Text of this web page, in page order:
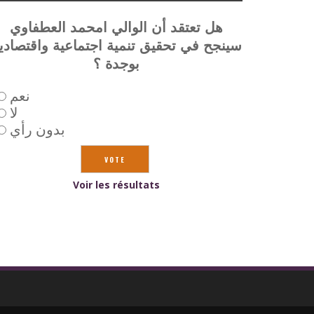
هل تعتقد أن الوالي امحمد العطفاوي
سينجح في تحقيق تنمية اجتماعية
بوجدة ؟
نعم
لا
بدون رأي
Voir les résultats